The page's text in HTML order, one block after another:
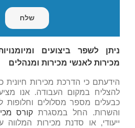
ניתן לשפר ביצועים
מכירות לאנשי מכירות ומנהלים
הידעתם כי הדרכת מכירות חיונית
להצליח במקום העבודה. אנו
כבעלים מספר מסלולים וחלופות
והשרות. החל במסגרת קורס
ייעודי, או סדנת מכירות המלווה